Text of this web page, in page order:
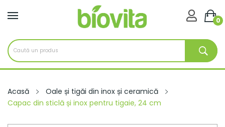
0

Acasă
Oale și tigăi din inox și ceramică
Capac din sticlă și inox pentru tigaie, 24 cm